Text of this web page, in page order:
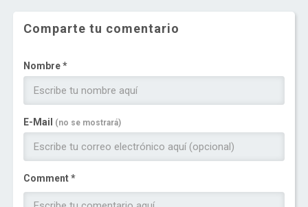
Comparte tu comentario
Nombre *
E-Mail (no se mostrará)
Comment *